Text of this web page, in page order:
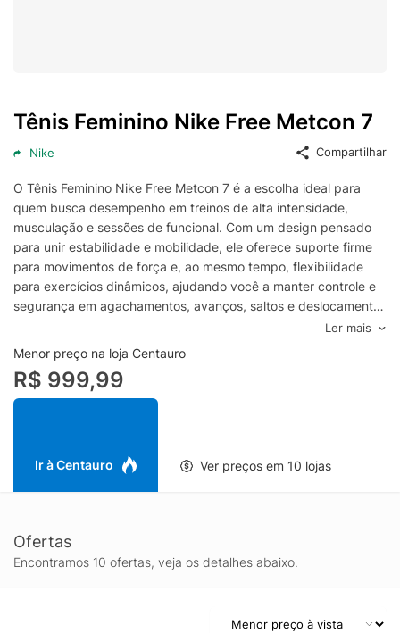
Tênis Feminino Nike Free Metcon 7
Nike Compartilhar
O Tênis Feminino Nike Free Metcon 7 é a escolha ideal para
quem busca desempenho em treinos de alta intensidade,
musculação e sessões de funcional. Com um design pensado
para unir estabilidade e mobilidade, ele oferece suporte firme
para movimentos de força e, ao mesmo tempo, flexibilidade
para exercícios dinâmicos, ajudando você a manter controle e
segurança em agachamentos, avanços, saltos e deslocamentos
Seu cabedal proporciona ajuste confortável e sensação de
firmeza no pé, favorecendo a ventilação durante o treino e
reduzindo distrações em séries longas. A entressola com perfil
versátil equilibra amortecimento e resposta, enquanto a
o solado com tração confiável contribui para aderência em
Ler mais
Menor preço na loja Centauro
R$ 999,99
Ir à Centauro Ver preços em 10 lojas
Ofertas
Encontramos 10 ofertas, veja os detalhes abaixo.